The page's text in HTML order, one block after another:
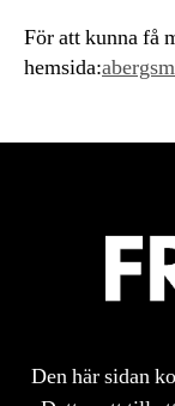
För att kunna få
hemsida:
Den här sidan